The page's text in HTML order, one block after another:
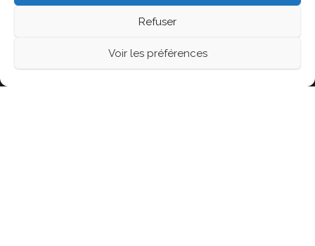
Refuser
Voir les préférences
Blog